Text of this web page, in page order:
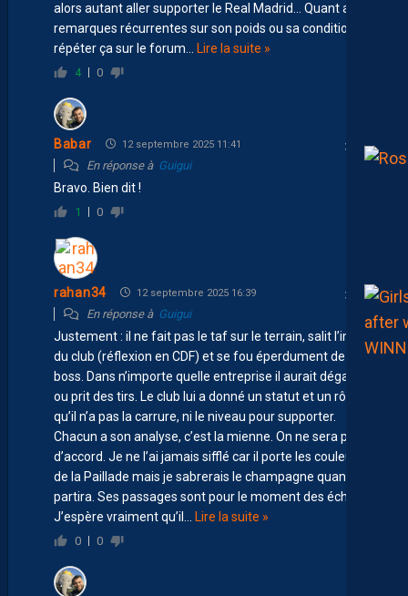
alors autant aller supporter le Real Madrid… Quant aux
remarques récurrentes sur son poids ou sa condition,
répéter ça sur le forum
Lire la suite »
4 0
Babar 12 septembre 2025 11:41
En réponse à Guigui
Bravo. Bien dit !
1 0
rahan34 12 septembre 2025 16:39
En réponse à Guigui
Justement : il ne fait pas le taf sur le terrain, salit l’image
du club (réflexion en CDF) et se fou éperdument de ses
boss. Dans n’importe quelle entreprise il aurait dégagé
ou prit des tirs. Le club lui a donné un statut et un rôle
qu’il n’a pas la carrure, ni le niveau pour supporter.
Chacun a son analyse, c’est la mienne. On ne sera pas
d’accord. Je ne l’ai jamais sifflé car il porte les couleurs
de la Paillade mais je sabrerais le champagne quand il
partira. Ses passages sont pour le moment des échecs.
J’espère vraiment qu’il
Lire la suite »
0 0